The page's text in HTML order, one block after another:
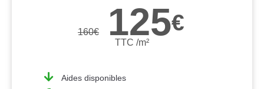
160€ 125€
TTC /m²
Aides disponibles